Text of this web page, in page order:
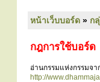
หน้าเว็บบอร์ด » ก
กฎการใช้บอร์ด
อ่านกรรมแห่งกรรมจา
http://